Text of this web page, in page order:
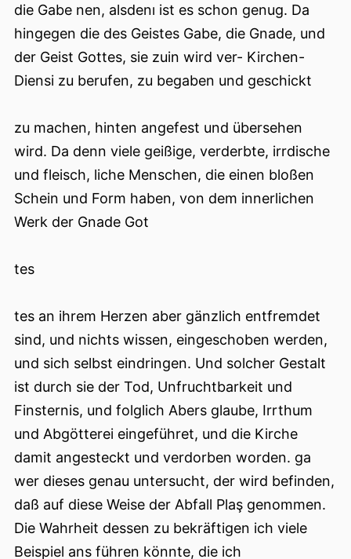
die Gabe nen, alsdenı ist es schon genug. Da
hingegen die des Geistes Gabe, die Gnade, und
der Geist Gottes, sie zuin wird ver- Kirchen-
Diensi zu berufen, zu begaben und geschickt
zu machen, hinten angefest und übersehen
wird. Da denn viele geißige, verderbte, irrdische
und fleisch, liche Menschen, die einen bloßen
Schein und Form haben, von dem innerlichen
Werk der Gnade Got
tes
tes an ihrem Herzen aber gänzlich entfremdet
sind, und nichts wissen, eingeschoben werden,
und sich selbst eindringen. Und solcher Gestalt
ist durch sie der Tod, Unfruchtbarkeit und
Finsternis, und folglich Abers glaube, Irrthum
und Abgötterei eingeführet, und die Kirche
damit angesteckt und verdorben worden. ga
wer dieses genau untersucht, der wird befinden,
daß auf diese Weise der Abfall Plaş genommen.
Die Wahrheit dessen zu bekräftigen ich viele
Beispiel ans führen könnte, die ich